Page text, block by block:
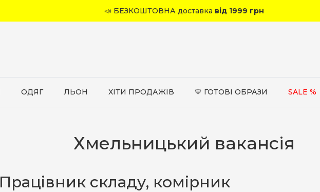
📣 БЕЗКОШТОВНА доставка від 1999 грн
ОДЯГ ЛЬОН ХІТИ ПРОДАЖІВ 💛 ГОТОВІ ОБРАЗИ SALE %
Хмельницький вакансія
Працівник складу, комірник